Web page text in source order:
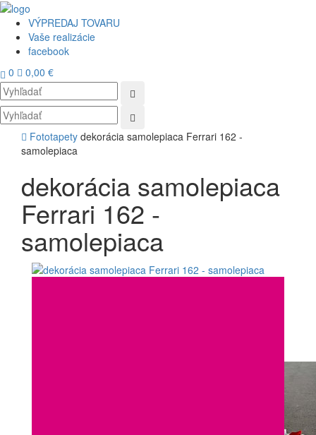
VÝPREDAJ TOVARU
Vaše realizácie
facebook
0 0,00 €
Fototapety dekorácia samolepiaca Ferrari 162 -
samolepiaca
dekorácia samolepiaca
Ferrari 162 -
samolepiaca